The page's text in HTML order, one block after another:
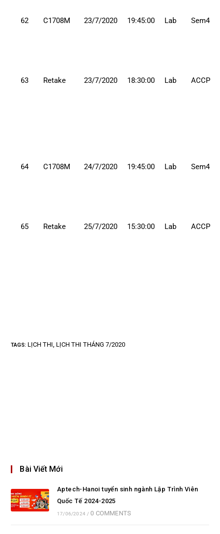
62 C1708M 23/7/2020 19:45:00 Lab Sem4
63 Retake 23/7/2020 18:30:00 Lab ACCP
64 C1708M 24/7/2020 19:45:00 Lab Sem4
65 Retake 25/7/2020 15:30:00 Lab ACCP
TAGS: LỊCH THI, LỊCH THI THÁNG 7/2020
Bài Viết Mới
Aptech-Hanoi tuyển sinh ngành Lập Trình Viên
Quốc Tế 2024-2025
17/06/2024 / 0 COMMENTS